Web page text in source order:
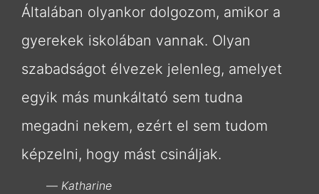
Általában olyankor dolgozom, amikor a
gyerekek iskolában vannak. Olyan
szabadságot élvezek jelenleg, amelyet
egyik más munkáltató sem tudna
megadni nekem, ezért el sem tudom
képzelni, hogy mást csináljak.
Katharine